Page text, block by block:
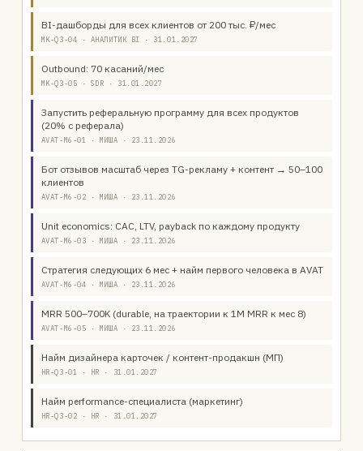
BI-дашборды для всех клиентов от 200 тыс. ₽/мес
MK-Q3-04 · АНАЛИТИК BI · 31.01.2027
Outbound: 70 касаний/мес
MK-Q3-05 · SDR · 31.01.2027
Запустить реферальную программу для всех продуктов
(20% с реферала)
AVAT-M6-01 · МИША · 23.11.2026
Бот отзывов масштаб через TG-рекламу + контент → 50–100
клиентов
AVAT-M6-02 · МИША · 23.11.2026
Unit economics: CAC, LTV, payback по каждому продукту
AVAT-M6-03 · МИША · 23.11.2026
Стратегия следующих 6 мес + найм первого человека в AVAT
AVAT-M6-04 · МИША · 23.11.2026
MRR 500–700K (durable, на траектории к 1M MRR к мес 8)
AVAT-M6-05 · МИША · 23.11.2026
Найм дизайнера карточек / контент-продакшн (МП)
HR-Q3-01 · HR · 31.01.2027
Найм performance-специалиста (маркетинг)
HR-Q3-02 · HR · 31.01.2027